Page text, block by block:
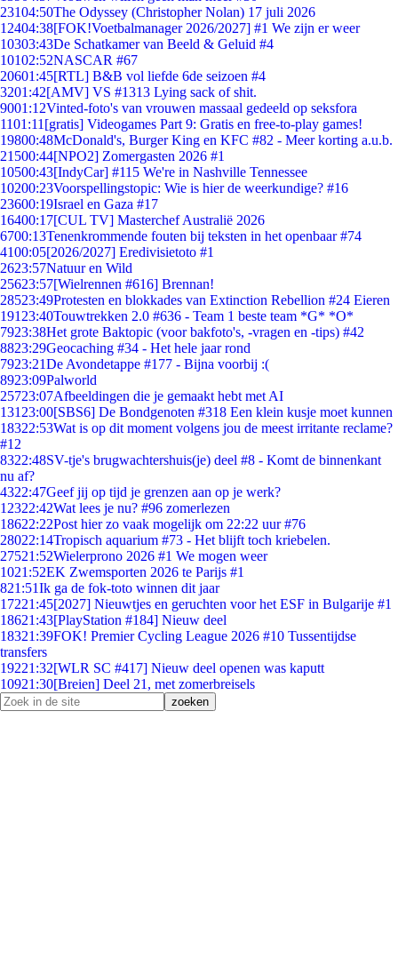
23104:50The Odyssey (Christopher Nolan) 17 juli 2026
12404:38[FOK!Voetbalmanager 2026/2027] #1 We zijn er weer
10303:43De Schatkamer van Beeld & Geluid #4
10102:52NASCAR #67
20601:45[RTL] B&B vol liefde 6de seizoen #4
3201:42[AMV] VS #1313 Lying sack of shit.
9001:12Vinted-foto's van vrouwen massaal gedeeld op seksfora
1101:11 [gratis] Videogames Part 9: Gratis en free-to-play games!
19800:48McDonald's, Burger King en KFC #82 - Meer korting a.u.b.
21500:44[NPO2] Zomergasten 2026 #1
10500:43[IndyCar] #115 We're in Nashville Tennessee
10200:23Voorspellingstopic: Wie is hier de weerkundige? #16
23600:19Israel en Gaza #17
16400:17[CUL TV] Masterchef Australië 2026
6700:13Tenenkrommende fouten bij teksten in het openbaar #74
4100:05[2026/2027] Eredivisietoto #1
2623:57Natuur en Wild
25623:57[Wielrennen #616] Brennan!
28523:49Protesten en blokkades van Extinction Rebellion #24 Eieren
191 23:40Touwtrekken 2.0 #636 - Team 1 beste team *G* *O*
7923:38Het grote Baktopic (voor bakfoto's, -vragen en -tips) #42
8823:29Geocaching #34 - Het hele jaar rond
7923:21De Avondetappe #177 - Bijna voorbij :(
8923:09Palworld
25723:07Afbeeldingen die je gemaakt hebt met AI
131 23:00[SBS6] De Bondgenoten #318 Een klein kusje moet kunnen
18322:53Wat is op dit moment volgens jou de meest irritante reclame?
#12
8322:48SV-tje's brugwachtershuis(je) deel #8 - Komt de binnenkant
nu af?
4322:47Geef jij op tijd je grenzen aan op je werk?
12322:42Wat lees je nu? #96 zomerlezen
18622:22Post hier zo vaak mogelijk om 22:22 uur #76
28022:14Tropisch aquarium #73 - Het blijft toch kriebelen.
27521:52Wielerprono 2026 #1 We mogen weer
1021:52EK Zwemsporten 2026 te Parijs #1
821:51Ik ga de fok-toto winnen dit jaar
17221:45[2027] Nieuwtjes en geruchten voor het ESF in Bulgarije #1
18621:43[PlayStation #184] Nieuw deel
18321:39FOK! Premier Cycling League 2026 #10 Tussentijdse
transfers
19221:32[WLR SC #417] Nieuw deel openen was kaputt
10921:30[Breien] Deel 21, met zomerbreisels